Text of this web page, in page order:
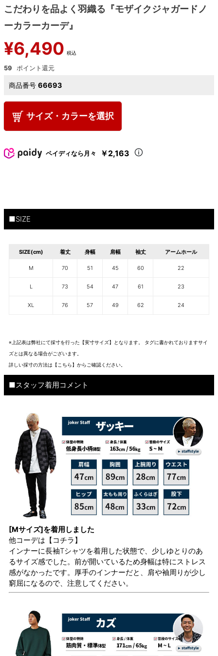
こだわりを品よく羽織る『モザイクジャガードノ
ーカラーカーデ』
¥6,490 税込
59
商品番号 66693
サイズ・カラーを選択
ペイディなら月々 ￥2,163
■SIZE
SIZE(cm) 着丈 身幅 肩幅 袖丈 アームホール
M 70 51 45 60 22
L 73 54 47 61 23
XL 76 57 49 62 24
※上記表は弊社にて採寸を行った【実寸サイズ】となります。 タグに書かれておりますサイ
ズとは異なる場合がございます。
詳しい採寸の方法は 【こちら】から ご確認ください。
■スタッフ着用コメント
[Mサイズ]を着用しました
他コーデは 【コチラ】
インナーに長袖Tシャツを着用した状態で、少しゆとりのあ
るサイズ感でした。前が開いているため身幅は特にストレス
感がなかったです。厚手のインナーだと、肩や袖周りが少し
窮屈になるので、注意してください。